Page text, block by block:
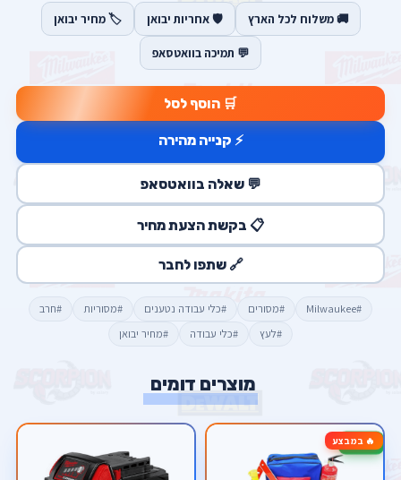
🚚 משלוח לכל הארץ 🛡️ אחריות יבואן 🏷️ מחיר יבואן
💬 תמיכה בוואטסאפ
🛒 הוסף לסל
⚡ קנייה מהירה
💬 שאלה בוואטסאפ
📋 בקשת הצעת מחיר
🔗 שתפו לחבר
#Milwaukee #מסורים #כלי עבודה נטענים #מסוריות
#חרב
#לעץ
#כלי עבודה #מחיר יבואן
מוצרים דומים
🔥 במבצע-20%